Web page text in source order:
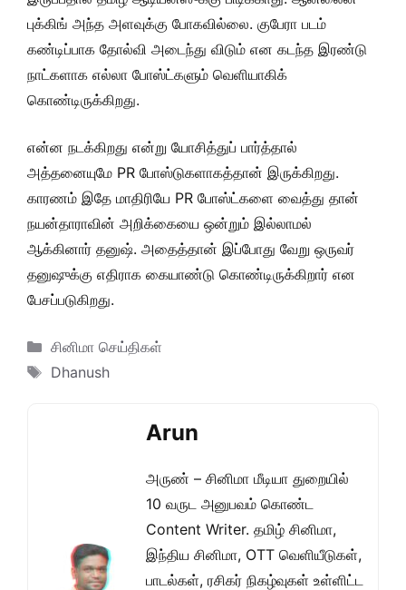
புக்கிங் அந்த அளவுக்கு போகவில்லை. குபேரா படம்
கண்டிப்பாக தோல்வி அடைந்து விடும் என கடந்த இரண்டு
நாட்களாக எல்லா போஸ்ட்களும் வெளியாகிக்
கொண்டிருக்கிறது.
என்ன நடக்கிறது என்று யோசித்துப் பார்த்தால்
அத்தனையுமே PR போஸ்டுகளாகத்தான் இருக்கிறது.
காரணம் இதே மாதிரியே PR போஸ்ட்களை வைத்து தான்
நயன்தாராவின் அறிக்கையை ஒன்றும் இல்லாமல்
ஆக்கினார் தனுஷ். அதைத்தான் இப்போது வேறு ஒருவர்
தனுஷுக்கு எதிராக கையாண்டு கொண்டிருக்கிறார் என
பேசப்படுகிறது.
Categories
சினிமா செய்திகள்
Tags
Dhanush
Arun
அருண் – சினிமா மீடியா துறையில்
10 வருட அனுபவம் கொண்ட
Content Writer. தமிழ் சினிமா,
இந்திய சினிமா, OTT வெளியீடுகள்,
பாடல்கள், ரசிகர் நிகழ்வுகள் உள்ளிட்ட